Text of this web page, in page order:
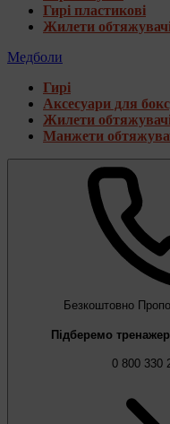
Гирі пластикові
Жилети
Медболи
Гирі
Аксесуари для
Жилети
Манжети
Безкоштовно
Підберемо тренажер
0 800 330